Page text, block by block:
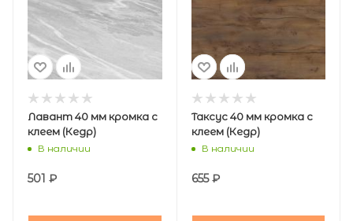
Лавант 40 мм кромка с
клеем (Кедр)
В наличии
501 ₽
Таксус 40 мм кромка с
клеем (Кедр)
В наличии
655₽